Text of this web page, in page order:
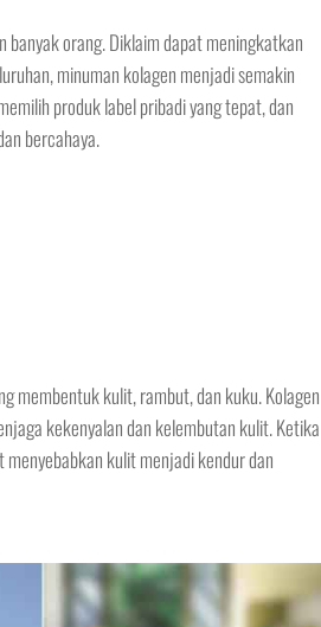
orang. Diklaim dapat meningkatkan
minuman kolagen menjadi semakin
produk label pribadi yang tepat, dan
bercahaya.
membentuk kulit, rambut, dan kuku. Kolagen
kekenyalan dan kelembutan kulit. Ketika
kulit menjadi kendur dan